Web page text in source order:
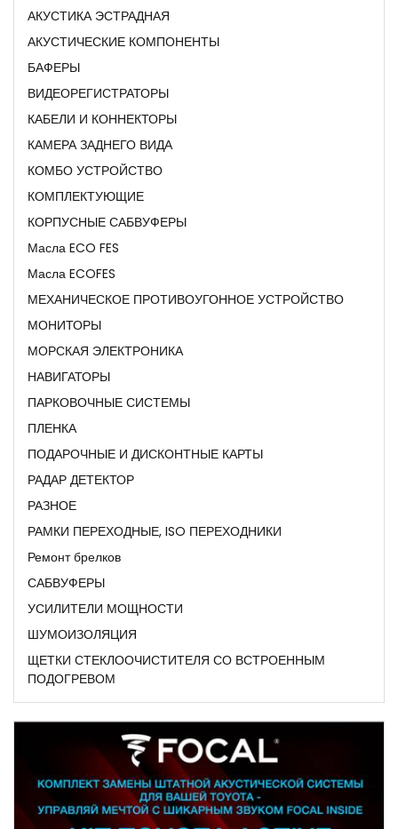
АКУСТИКА ЭСТРАДНАЯ
АКУСТИЧЕСКИЕ КОМПОНЕНТЫ
БАФЕРЫ
ВИДЕОРЕГИСТРАТОРЫ
КАБЕЛИ И КОННЕКТОРЫ
КАМЕРА ЗАДНЕГО ВИДА
КОМБО УСТРОЙСТВО
КОМПЛЕКТУЮЩИЕ
КОРПУСНЫЕ САБВУФЕРЫ
Масла ECO FES
Масла ECOFES
МЕХАНИЧЕСКОЕ ПРОТИВОУГОННОЕ УСТРОЙСТВО
МОНИТОРЫ
МОРСКАЯ ЭЛЕКТРОНИКА
НАВИГАТОРЫ
ПАРКОВОЧНЫЕ СИСТЕМЫ
ПЛЕНКА
ПОДАРОЧНЫЕ И ДИСКОНТНЫЕ КАРТЫ
РАДАР ДЕТЕКТОР
РАЗНОЕ
РАМКИ ПЕРЕХОДНЫЕ, ISO ПЕРЕХОДНИКИ
Ремонт брелков
САБВУФЕРЫ
УСИЛИТЕЛИ МОЩНОСТИ
ШУМОИЗОЛЯЦИЯ
ЩЕТКИ СТЕКЛООЧИСТИТЕЛЯ СО ВСТРОЕННЫМ
ПОДОГРЕВОМ